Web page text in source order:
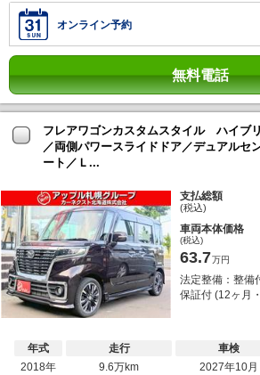
オンライン予約
無料電話
フレアワゴンカスタムスタイル ハイブ
／両側パワースライドドア／デュアルセ
ート／Ｌ...
支払総額
(税込)
車両本体価格
(税込)
63.7万円
法定整備：整備
保証付 (12ヶ月
年式
2018年
走行
9.6万km
車検
2027年10月